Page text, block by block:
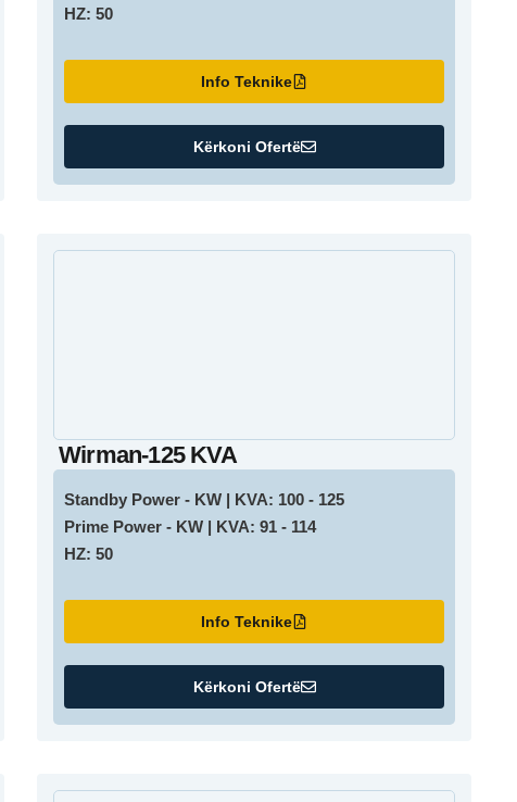
HZ: 50
Info Teknike
Kërkoni Ofertë
Wirman-125 KVA
Standby Power - KW | KVA: 100 - 125
Prime Power - KW | KVA: 91 - 114
HZ: 50
Info Teknike
Kërkoni Ofertë